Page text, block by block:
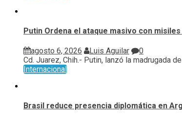
Putin Ordena el ataque masivo con
agosto 6, 2026 Luis Aguilar
0
Cd. Juarez, Chih.- Putin, lanzó la madrugada
Internacional
Brasil reduce presencia diplomática en